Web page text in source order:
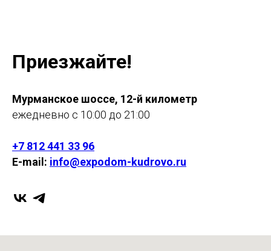
Приезжайте!
Мурманское шоссе, 12-й километр
ежедневно с 10:00 до 21:00
+7 812 441 33 96
E-mail: info@expodom-kudrovo.ru